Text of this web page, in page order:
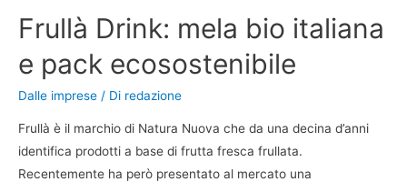
Frullà Drink: mela bio italiana
e pack ecosostenibile
Dalle imprese / Di redazione
Frullà è il marchio di Natura Nuova che da una decina d’anni
identifica prodotti a base di frutta fresca frullata.
Recentemente ha però presentato al mercato una